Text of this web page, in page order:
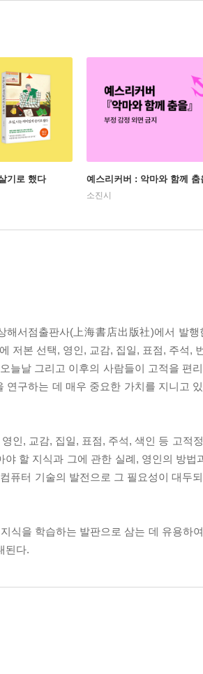
기로 했다 예스리커버 : 악마와 함께 춤
소진시
서점출판사(上海書店出版社)에서 발
저본 선택, 영인, 교감, 집일, 표점, 주석,
늘날 그리고 이후의 사람들이 고적을 편
구하는 데 매우 중요한 가치를 지니고
인, 교감, 집일, 표점, 주석, 색인 등 고적
할 지식과 그에 관한 실례, 영인의 방법
퓨터 기술의 발전으로 그 필요성이 대두
식을 학습하는 발판으로 삼는 데 유용하
된다.